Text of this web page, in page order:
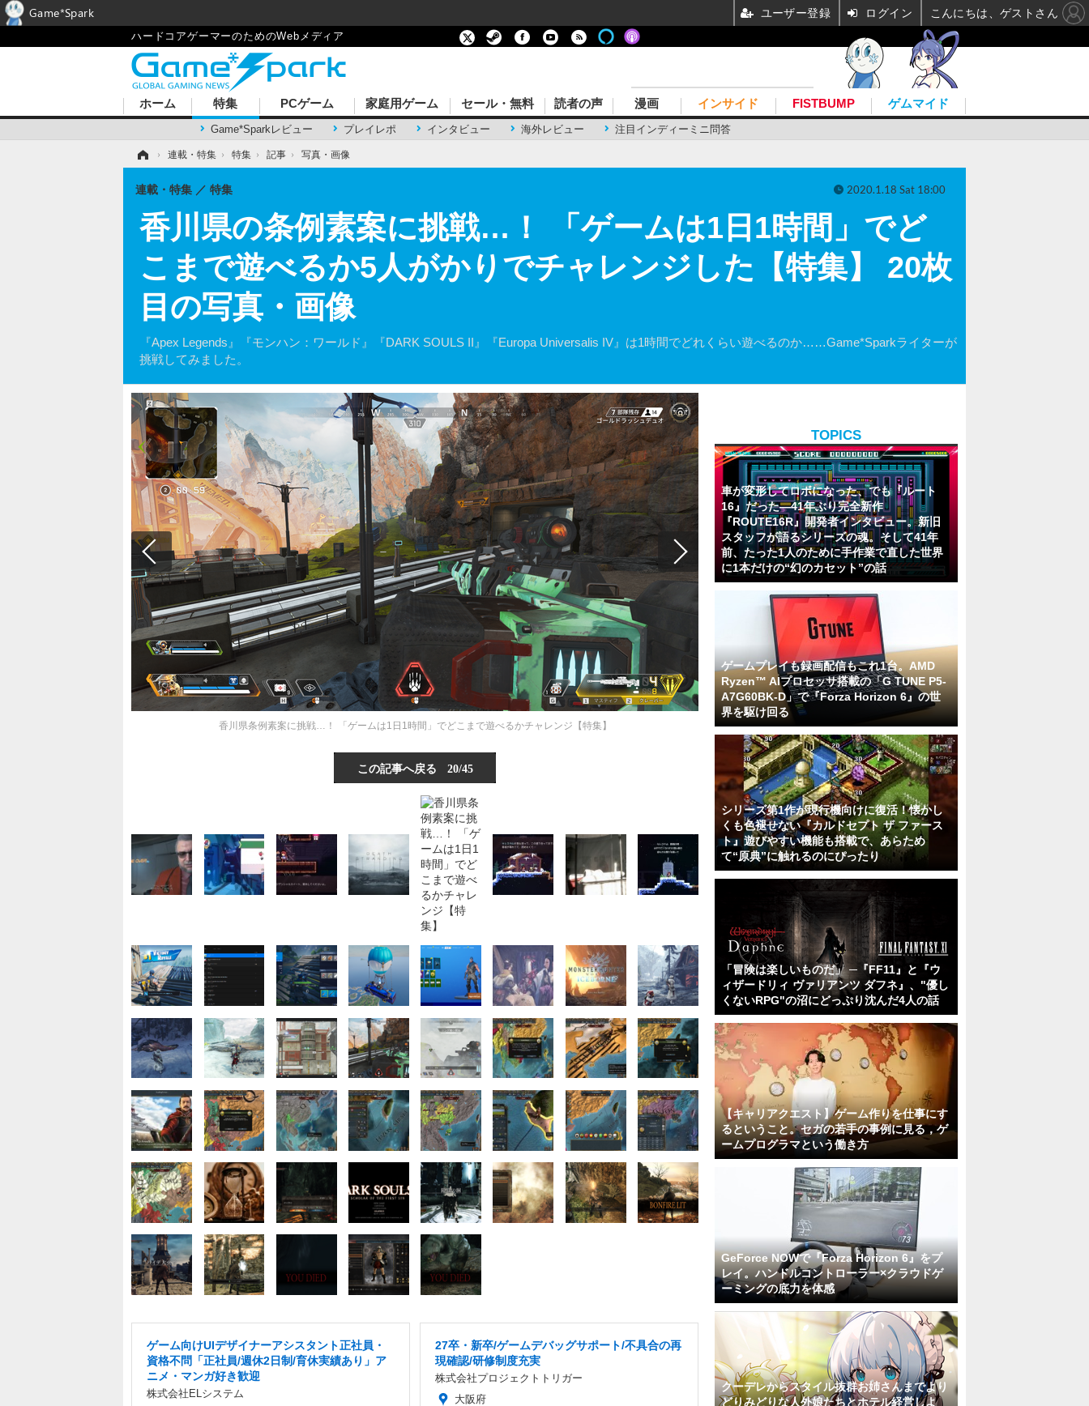
ハードコアゲーマーのためのWebメディア
ホーム 特集
Game*Sparkレビュー プレイレポ インタビュー 海外レビュー 注目インディーミニ問答
PCゲーム 家庭用ゲーム セール・無料 読者の声 漫画 インサイド FISTBUMP ゲムマイド
› 連載・特集 › 特集 › 記事 › 写真・画像
香川県の条例素案に挑戦…！ 「ゲームは1日1時間」でど
こまで遊べるか5人がかりでチャレンジした【特集】 20枚
目の写真・画像
『Apex Legends』『モンハン：ワールド』『DARK SOULS II』『Europa Universalis IV』は1時間でどれくらい遊べるのか……Game*Sparkライターが
挑戦してみました。
連載・特集 特集 2020.1.18 Sat 18:00
香川県条例素案に挑戦…！ 「ゲームは1日1時間」でどこまで遊べるかチャレンジ【特集】
この記事へ戻る 20/45
ゲーム向けUIデザイナーアシスタント正社員・
資格不問「正社員/週休2日制/育休実績あり」ア
ニメ・マンガ好き歓迎
株式会社ELシステム
27卒・新卒/ゲームデバッグサポート/不具合の再
現確認/研修制度充実
株式会社プロジェクトトリガー
大阪府
TOPICS
車が変形してロボになった、でも『ルート
16』だった―41年ぶり完全新作
『ROUTE16R』開発者インタビュー。新旧
スタッフが語るシリーズの魂。そして41年
前、たった1人のために手作業で直した世界
に1本だけの“幻のカセット”の話
ゲームプレイも録画配信もこれ1台。AMD
Ryzen™ AIプロセッサ搭載の「G TUNE P5-
A7G60BK-D」で『Forza Horizon 6』の世
界を駆け回る
シリーズ第1作が現行機向けに復活！懐かし
くも色褪せない『カルドセプト ザ ファース
ト』遊びやすい機能も搭載で、あらため
て“原典”に触れるのにぴったり
「冒険は楽しいものだ」 ─『FF11』と『ウ
ィザードリィ ヴァリアンツ ダフネ』、"優し
くないRPG"の沼にどっぷり沈んだ4人の話
【キャリアクエスト】ゲーム作りを仕事にす
るということ。セガの若手の事例に見る，ゲ
ームプログラマという働き方
GeForce NOWで『Forza Horizon 6』をプ
レイ。ハンドルコントローラー×クラウドゲ
ーミングの底力を体感
クーデレからスタイル抜群お姉さんまでより
どりみどりな人外娘たちとホテル経営しよ
Game*Spark ユーザー登録 ログイン こんにちは、ゲストさん